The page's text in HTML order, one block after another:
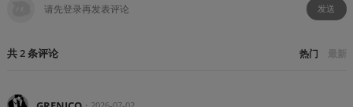
发送
共2条评论 热门 最新